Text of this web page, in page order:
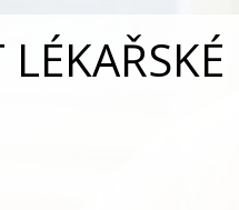
činnosti jsou nejen